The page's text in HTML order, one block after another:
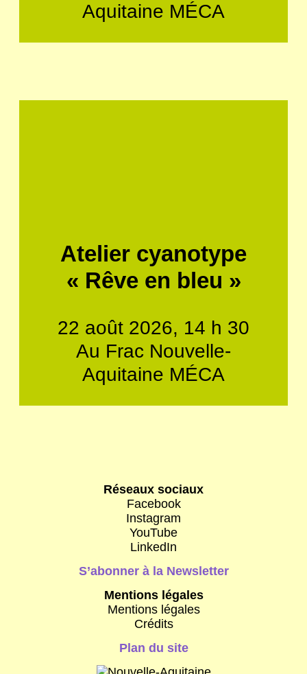
Aquitaine MÉCA
Atelier cyanotype
« Rêve en bleu »
22 août 2026, 14 h 30
Au Frac Nouvelle-
Aquitaine MÉCA
Réseaux sociaux
Facebook
Instagram
YouTube
LinkedIn
S’abonner à la Newsletter
Mentions légales
Mentions légales
Crédits
Plan du site